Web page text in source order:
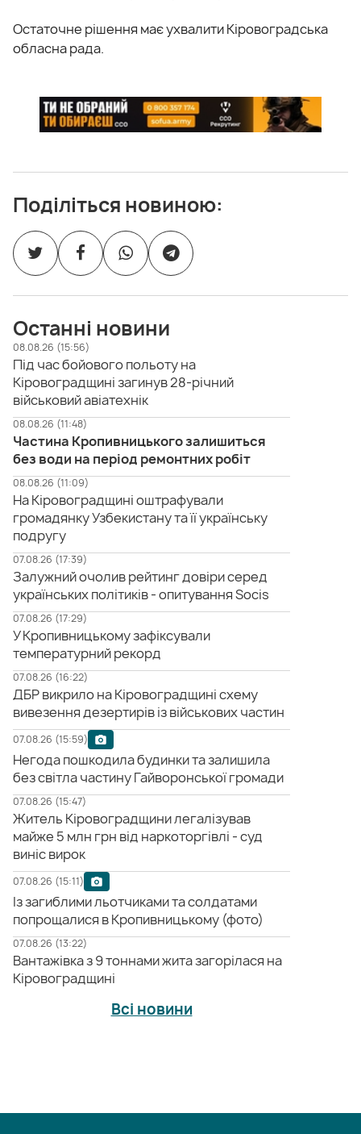
Остаточне рішення має ухвалити Кіровоградська
обласна рада.
Поділіться новиною:
Останні новини
08.08.26 (15:56)
Під час бойового польоту на
Кіровоградщині загинув 28-річний
військовий авіатехнік
08.08.26 (11:48)
Частина Кропивницького залишиться
без води на період ремонтних робіт
08.08.26 (11:09)
На Кіровоградщині оштрафували
громадянку Узбекистану та її українську
подругу
07.08.26 (17:39)
Залужний очолив рейтинг довіри серед
українських політиків - опитування Socis
07.08.26 (17:29)
У Кропивницькому зафіксували
температурний рекорд
07.08.26 (16:22)
ДБР викрило на Кіровоградщині схему
вивезення дезертирів із військових частин
07.08.26 (15:59)
Негода пошкодила будинки та залишила
без світла частину Гайворонської громади
07.08.26 (15:47)
Житель Кіровоградщини легалізував
майже 5 млн грн від наркоторгівлі - суд
виніс вирок
07.08.26 (15:11)
Із загиблими льотчиками та солдатами
попрощалися в Кропивницькому (фото)
07.08.26 (13:22)
Вантажівка з 9 тоннами жита загорілася на
Кіровоградщині
Всі новини